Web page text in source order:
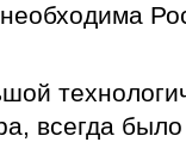
всегда